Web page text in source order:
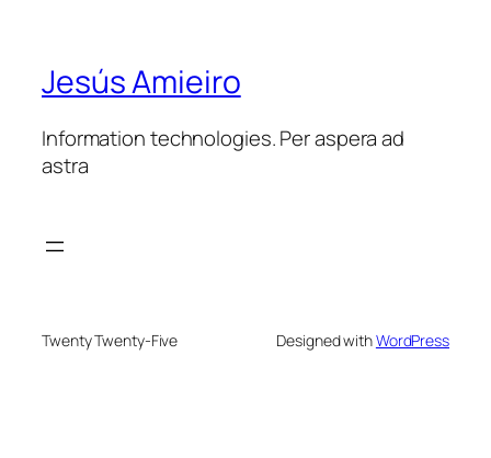
Jesús Amieiro
Information technologies. Per aspera ad
astra
Twenty Twenty-Five Designed withWordPress